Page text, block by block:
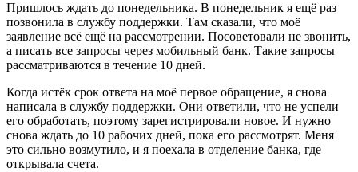
Пришлось ждать до понедельника. В понедельник я ещё раз
позвонила в службу поддержки. Там сказали, что моё
заявление всё ещё на рассмотрении. Посоветовали не звонить,
а писать все запросы через мобильный банк. Такие запросы
рассматриваются в течение 10 дней.
Когда истёк срок ответа на моё первое обращение, я снова
написала в службу поддержки. Они ответили, что не успели
его обработать, поэтому зарегистрировали новое. И нужно
снова ждать до 10 рабочих дней, пока его рассмотрят. Меня
это сильно возмутило, и я поехала в отделение банка, где
открывала счета.